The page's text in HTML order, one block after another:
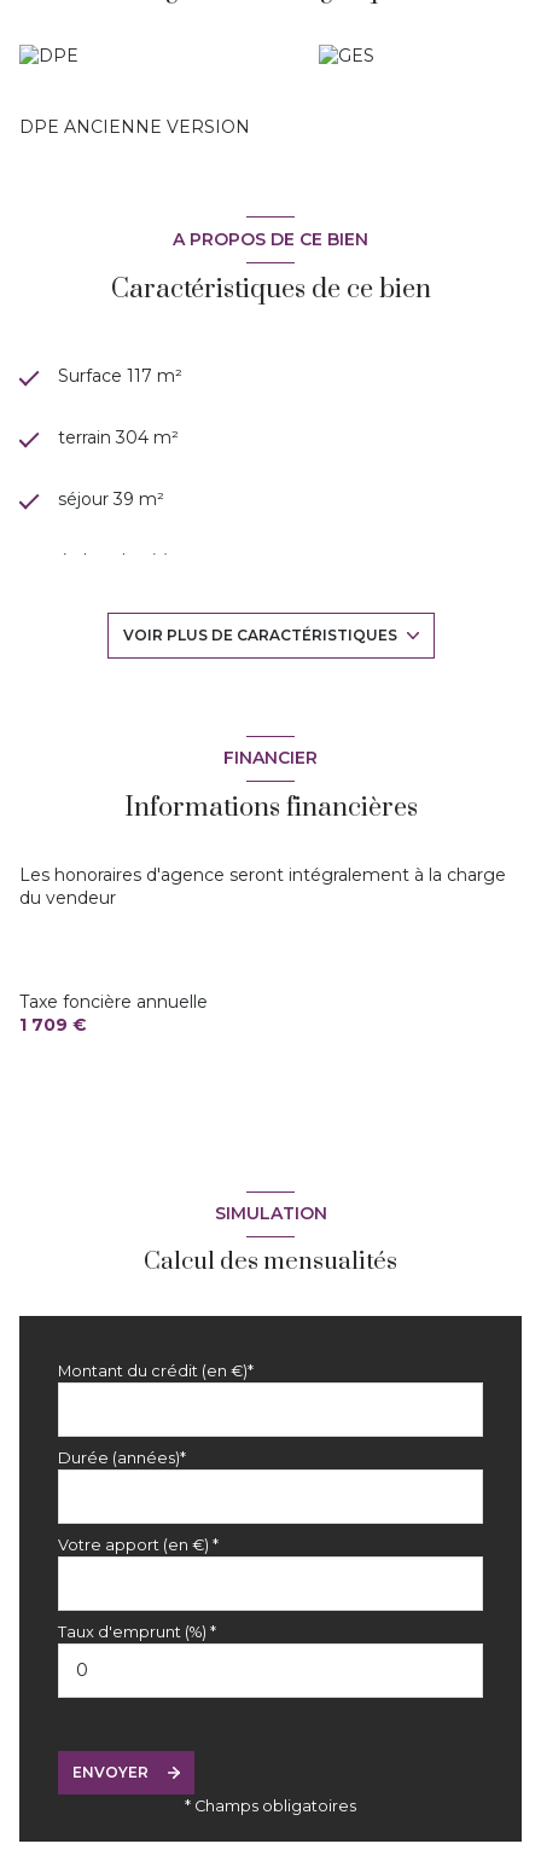
découvrir rapidement avec Marie-ange 06.42.66.66.54
DPE ANCIENNE VERSION
A PROPOS DE CE BIEN
Caractéristiques de ce bien
Surface 117 m²
terrain 304 m²
séjour 39 m²
4 chambre(s)
Chauffage individuel : air pulsé (climatisation)
1 garage(s)
1 côté(s) mitoyen(s)
VOIR PLUS DE CARACTÉRISTIQUES
FINANCIER
Informations financières
Les honoraires d'agence seront intégralement à la charge
du vendeur
Taxe foncière annuelle
1 709 €
SIMULATION
Calcul des mensualités
Montant du crédit (en €)*
Durée (années)*
Votre apport (en €) *
Taux d'emprunt (%) *
ENVOYER
* Champs obligatoires